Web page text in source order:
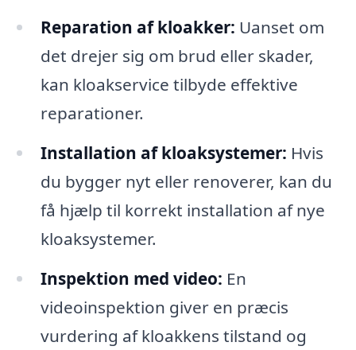
Reparation af kloakker: Uanset om
det drejer sig om brud eller skader,
kan kloakservice tilbyde effektive
reparationer.
Installation af kloaksystemer: Hvis
du bygger nyt eller renoverer, kan du
få hjælp til korrekt installation af nye
kloaksystemer.
Inspektion med video: En
videoinspektion giver en præcis
vurdering af kloakkens tilstand og